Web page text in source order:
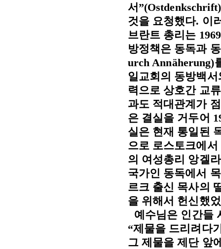
서 ”(Ostdenkschrift)
것을 요청했다. 이
브란트 총리는 1969
방정책은 동독과
urch Annäherung)
일교회의 동방백
력으로 상호간 교
과도 적대관계가
은 결실을 거두어
실은 현재 통일된
으로 로스토크에
의 여성총리 앙겔
국가인 동독에서
르크 출신 목사의
을 위해서 헌신했
예수님은 인간들
“제물을 드리려다
그 제물을 제단 앞